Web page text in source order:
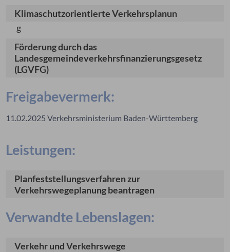
Klimaschutzorientierte Verkehrsplanun
g
Förderung durch das
Landesgemeindeverkehrsfinanzierungsgesetz
(LGVFG)
Freigabevermerk:
11.02.2025 Verkehrsministerium Baden-Württemberg
Leistungen:
Planfeststellungsverfahren zur
Verkehrswegeplanung beantragen
Verwandte Lebenslagen:
Verkehr und Verkehrswege